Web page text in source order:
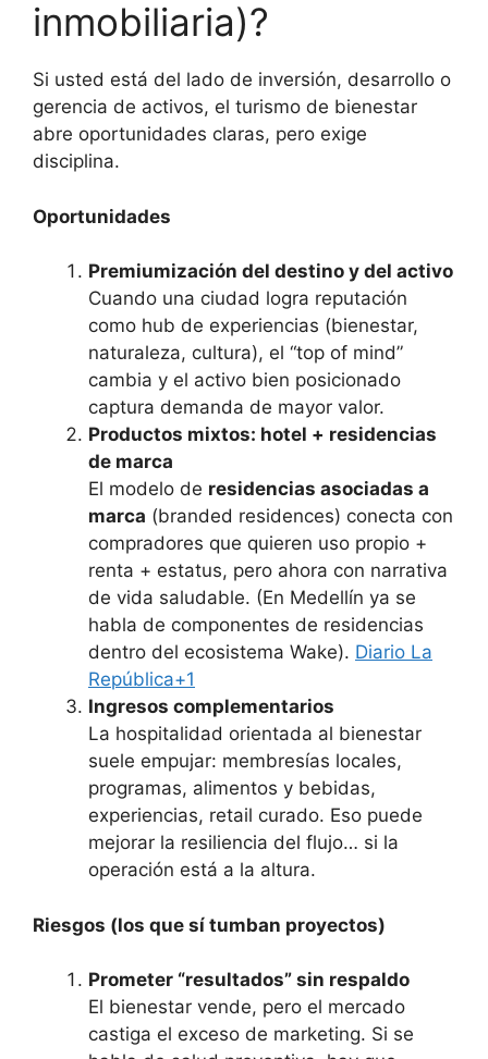
inmobiliaria)?
Si usted está del lado de inversión, desarrollo o
gerencia de activos, el turismo de bienestar
abre oportunidades claras, pero exige
disciplina.
Oportunidades
Premiumización del destino y del activo
Cuando una ciudad logra reputación
como hub de experiencias (bienestar,
naturaleza, cultura), el “top of mind”
cambia y el activo bien posicionado
captura demanda de mayor valor.
Productos mixtos: hotel + residencias
de marca
El modelo de residencias asociadas a
marca (branded residences) conecta con
compradores que quieren uso propio +
renta + estatus, pero ahora con narrativa
de vida saludable. (En Medellín ya se
habla de componentes de residencias
dentro del ecosistema Wake). Diario La
República+1
Ingresos complementarios
La hospitalidad orientada al bienestar
suele empujar: membresías locales,
programas, alimentos y bebidas,
experiencias, retail curado. Eso puede
mejorar la resiliencia del flujo… si la
operación está a la altura.
Riesgos (los que sí tumban proyectos)
Prometer “resultados” sin respaldo
El bienestar vende, pero el mercado
castiga el exceso de marketing. Si se